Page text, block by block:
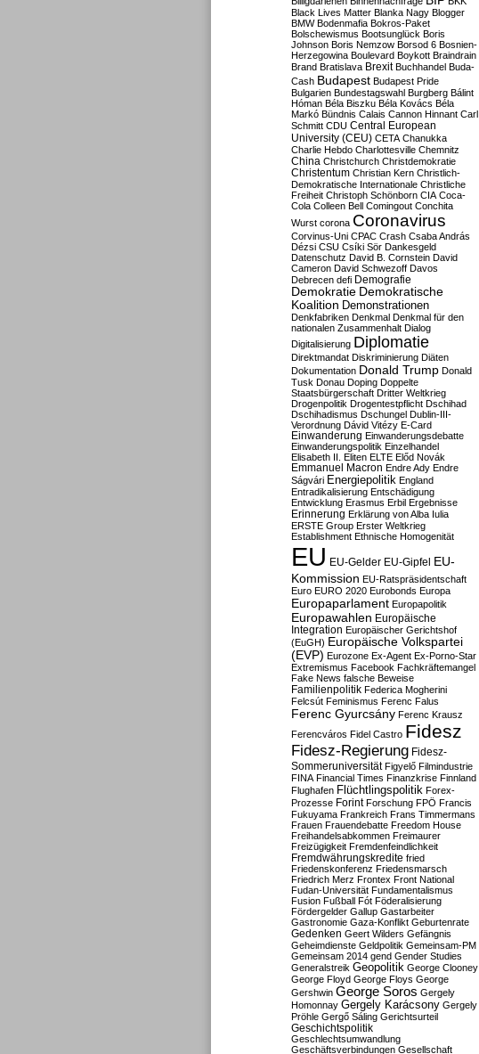
Black Lives Matter Blanka Nagy Blogger
BMW Bodenmafia Bokros-Paket
Bolschewismus Bootsunglück Boris
Johnson Boris Nemzow Borsod 6 Bosnien-
Herzegowina Boulevard Boykott Braindrain
Brand Bratislava Brexit Buchhandel Buda-
Cash Budapest Budapest Pride
Bulgarien Bundestagswahl Burgberg Bálint
Hóman Béla Biszku Béla Kovács Béla
Markó Bündnis Calais Cannon Hinnant Carl
Schmitt CDU Central European
University (CEU) CETA Chanukka
Charlie Hebdo Charlottesville Chemnitz
China Christchurch Christdemokratie
Christentum Christian Kern Christlich-
Demokratische Internationale Christliche
Freiheit Christoph Schönborn CIA Coca-
Cola Colleen Bell Comingout Conchita
Wurst corona Coronavirus
Corvinus-Uni CPAC Crash Csaba András
Dézsi CSU Csíki Sör Dankesgeld
Datenschutz David B. Cornstein David
Cameron David Schwezoff Davos
Debrecen defi Demografie
Demokratie Demokratische
Koalition Demonstrationen
Denkfabriken Denkmal Denkmal für den
nationalen Zusammenhalt Dialog
Digitalisierung Diplomatie
Direktmandat Diskriminierung Diäten
Dokumentation Donald Trump Donald
Tusk Donau Doping Doppelte
Staatsbürgerschaft Dritter Weltkrieg
Drogenpolitik Drogentestpflicht Dschihad
Dschihadismus Dschungel Dublin-III-
Verordnung Dávid Vitézy E-Card
Einwanderung Einwanderungsdebatte
Einwanderungspolitik Einzelhandel
Elisabeth II. Eliten ELTE Előd Novák
Emmanuel Macron Endre Ady Endre
Ságvári Energiepolitik England
Entradikalisierung Entschädigung
Entwicklung Erasmus Erbil Ergebnisse
Erinnerung Erklärung von Alba Iulia
ERSTE Group Erster Weltkrieg
Establishment Ethnische Homogenität
EU EU-Gelder EU-Gipfel EU-
Kommission EU-Ratspräsidentschaft
Euro EURO 2020 Eurobonds Europa
Europaparlament Europapolitik
Europawahlen Europäische
Integration Europäischer Gerichtshof
(EuGH) Europäische Volkspartei
(EVP) Eurozone Ex-Agent Ex-Porno-Star
Extremismus Facebook Fachkräftemangel
Fake News falsche Beweise
Familienpolitik Federica Mogherini
Felcsút Feminismus Ferenc Falus
Ferenc Gyurcsány Ferenc Krausz
Ferencváros Fidel Castro Fidesz
Fidesz-Regierung Fidesz-
Sommeruniversität Figyelő Filmindustrie
FINA Financial Times Finanzkrise Finnland
Flughafen Flüchtlingspolitik Forex-
Prozesse Forint Forschung FPÖ Francis
Fukuyama Frankreich Frans Timmermans
Frauen Frauendebatte Freedom House
Freihandelsabkommen Freimaurer
Freizügigkeit Fremdenfeindlichkeit
Fremdwährungskredite fried
Friedenskonferenz Friedensmarsch
Friedrich Merz Frontex Front National
Fudan-Universität Fundamentalismus
Fusion Fußball Fót Föderalisierung
Fördergelder Gallup Gastarbeiter
Gastronomie Gaza-Konflikt Geburtenrate
Gedenken Geert Wilders Gefängnis
Geheimdienste Geldpolitik Gemeinsam-PM
Gemeinsam 2014 gend Gender Studies
Generalstreik Geopolitik George Clooney
George Floyd George Floys George
Gershwin George Soros Gergely
Homonnay Gergely Karácsony Gergely
Pröhle Gergő Sáling Gerichtsurteil
Geschichtspolitik
Geschlechtsumwandlung
Geschäftsverbindungen Gesellschaft